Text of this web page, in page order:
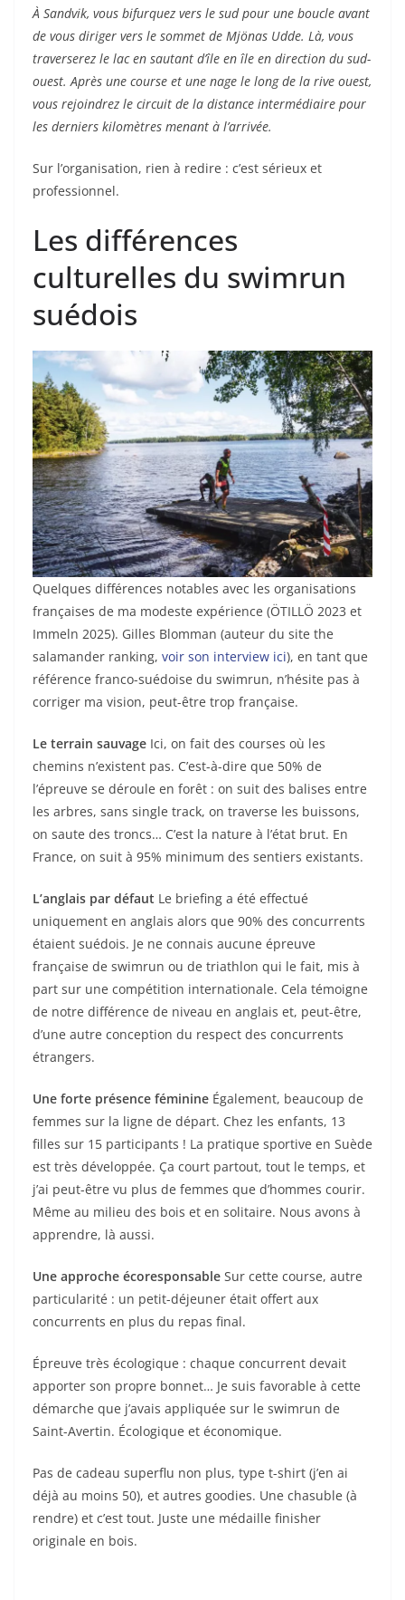
À Sandvik, vous bifurquez vers le sud pour une boucle avant
de vous diriger vers le sommet de Mjönas Udde. Là, vous
traverserez le lac en sautant d’île en île en direction du sud-
ouest. Après une course et une nage le long de la rive ouest,
vous rejoindrez le circuit de la distance intermédiaire pour
les derniers kilomètres menant à l’arrivée.
Sur l’organisation, rien à redire : c’est sérieux et
professionnel.
Les différences
culturelles du swimrun
suédois
Quelques différences notables avec les organisations
françaises de ma modeste expérience (ÖTILLÖ 2023 et
Immeln 2025). Gilles Blomman (auteur du site the
salamander ranking, voir son interview ici), en tant que
référence franco-suédoise du swimrun, n’hésite pas à
corriger ma vision, peut-être trop française.
Le terrain sauvage Ici, on fait des courses où les
chemins n’existent pas. C’est-à-dire que 50% de
l’épreuve se déroule en forêt : on suit des balises entre
les arbres, sans single track, on traverse les buissons,
on saute des troncs… C’est la nature à l’état brut. En
France, on suit à 95% minimum des sentiers existants.
L’anglais par défaut Le briefing a été effectué
uniquement en anglais alors que 90% des concurrents
étaient suédois. Je ne connais aucune épreuve
française de swimrun ou de triathlon qui le fait, mis à
part sur une compétition internationale. Cela témoigne
de notre différence de niveau en anglais et, peut-être,
d’une autre conception du respect des concurrents
étrangers.
Une forte présence féminine Également, beaucoup de
femmes sur la ligne de départ. Chez les enfants, 13
filles sur 15 participants ! La pratique sportive en Suède
est très développée. Ça court partout, tout le temps, et
j’ai peut-être vu plus de femmes que d’hommes courir.
Même au milieu des bois et en solitaire. Nous avons à
apprendre, là aussi.
Une approche écoresponsable Sur cette course, autre
particularité : un petit-déjeuner était offert aux
concurrents en plus du repas final.
Épreuve très écologique : chaque concurrent devait
apporter son propre bonnet… Je suis favorable à cette
démarche que j’avais appliquée sur le swimrun de
Saint-Avertin. Écologique et économique.
Pas de cadeau superflu non plus, type t-shirt (j’en ai
déjà au moins 50), et autres goodies. Une chasuble (à
rendre) et c’est tout. Juste une médaille finisher
originale en bois.